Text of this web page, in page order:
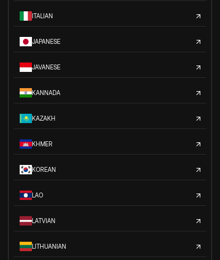
ITALIAN
JAPANESE
JAVANESE
KANNADA
KAZAKH
KHMER
KOREAN
LAO
LATVIAN
LITHUANIAN